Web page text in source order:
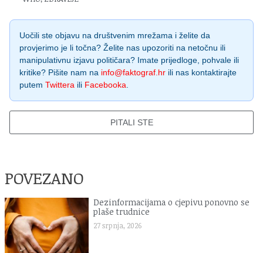
Uočili ste objavu na društvenim mrežama i želite da
provjerimo je li točna? Želite nas upozoriti na netočnu ili
manipulativnu izjavu političara? Imate prijedloge, pohvale ili
kritike? Pišite nam na info@faktograf.hr ili nas kontaktirajte
putem Twittera ili Facebooka
PITALI STE
POVEZANO
Dezinformacijama o cjepivu ponovno se
plaše trudnice
27 srpnja, 2026